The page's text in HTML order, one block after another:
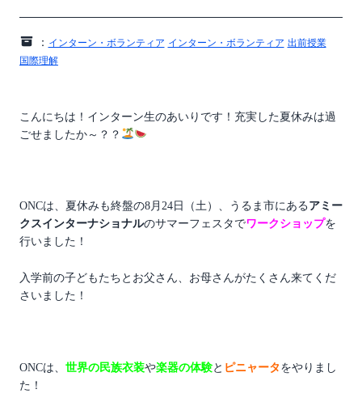
： インターン・ボランティア インターン・ボランティア 出前授業
国際理解
こんにちは！インターン生のあいりです！充実した夏休みは過
ごせましたか～？？
ONCは、夏休みも終盤の8月24日（土）、うるま市にある アミー
クスインターナショナルのサマーフェスタでワークショップを
行いました！
入学前の子どもたちとお父さん、お母さんがたくさん来てくだ
さいました！
ONCは、 世界の民族衣装や楽器の体験と ピニャータ をやりまし
た！